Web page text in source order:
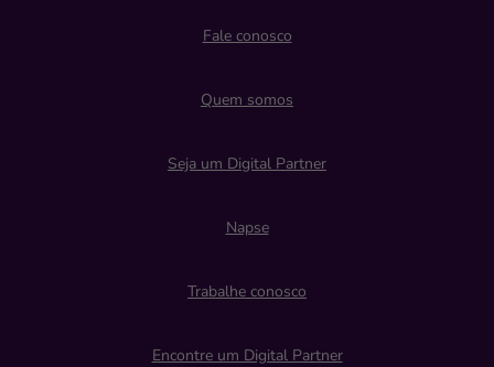
Fale conosco
Quem somos
Seja um Digital Partner
Napse
Trabalhe conosco
Encontre um Digital Partner